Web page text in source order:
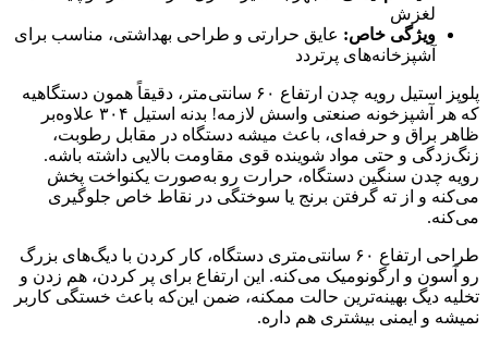
لغزش
ویژگی خاص: عایق حرارتی و طراحی بهداشتی، مناسب برای
آشپزخانه‌های پرتردد
پلوپز استیل رویه چدن ارتفاع ۶۰ سانتی‌متر، دقیقاً همون دستگاهیه
که هر آشپزخونه صنعتی واسش لازمه! بدنه استیل ۳۰۴ علاوه‌بر
ظاهر براق و حرفه‌ای، باعث میشه دستگاه در مقابل رطوبت،
زنگ‌زدگی و حتی مواد شوینده قوی مقاومت بالایی داشته باشه.
رویه چدن سنگین دستگاه، حرارت رو به‌صورت یکنواخت پخش
می‌کنه و از ته گرفتن برنج یا سوختگی در نقاط خاص جلوگیری
می‌کنه.
طراحی ارتفاع ۶۰ سانتی‌متری دستگاه، کار کردن با دیگ‌های بزرگ
رو آسون و ارگونومیک می‌کنه. این ارتفاع برای پر کردن، هم زدن و
تخلیه دیگ بهینه‌ترین حالت ممکنه، ضمن این‌که باعث خستگی کاربر
نمیشه و ایمنی بیشتری هم داره.